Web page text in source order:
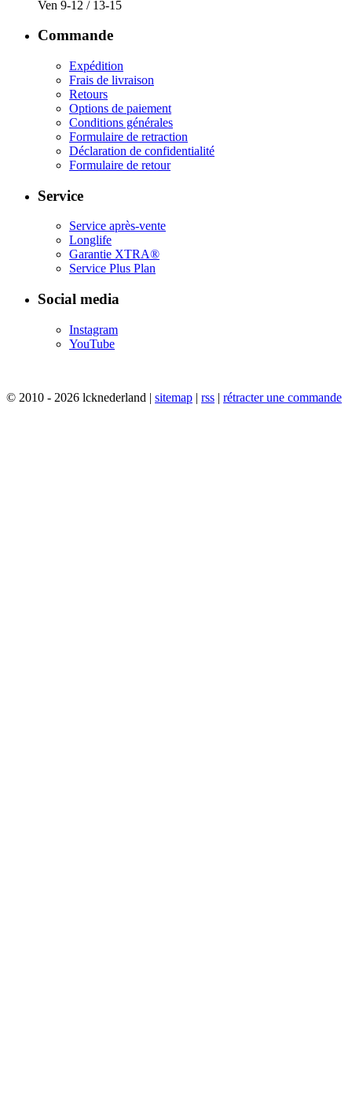
Ven 9-12 / 13-15
Commande
Expédition
Frais de livraison
Retours
Options de paiement
Conditions générales
Formulaire de retraction
Déclaration de confidentialité​
Formulaire de retour
Service
Service après-vente
Longlife
Garantie XTRA®
Service Plus Plan​
Social media
Instagram
YouTube
© 2010 - 2026 lcknederland | sitemap | rss | rétracter une commande